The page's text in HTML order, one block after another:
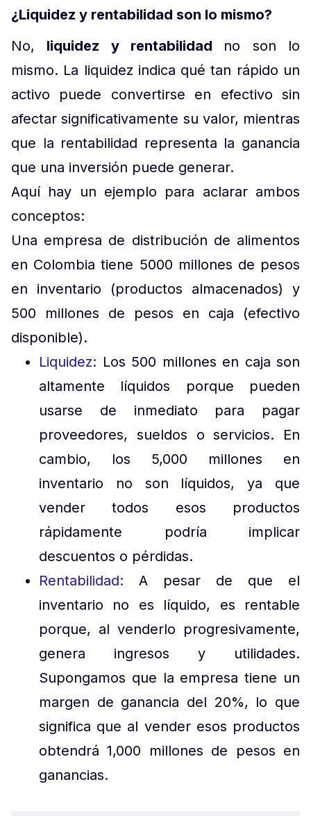
¿Liquidez y rentabilidad son lo mismo?
No, liquidez y rentabilidad no son lo
mismo. La liquidez indica qué tan rápido un
activo puede convertirse en efectivo sin
afectar significativamente su valor, mientras
que la rentabilidad representa la ganancia
que una inversión puede generar.
Aquí hay un ejemplo para aclarar ambos
conceptos:
Una empresa de distribución de alimentos
en Colombia tiene 5000 millones de pesos
en inventario (productos almacenados) y
500 millones de pesos en caja (efectivo
disponible).
Liquidez: Los 500 millones en caja son
altamente líquidos porque pueden
usarse de inmediato para pagar
proveedores, sueldos o servicios. En
cambio, los 5,000 millones en
inventario no son líquidos, ya que
vender todos esos productos
rápidamente podría implicar
descuentos o pérdidas.
Rentabilidad: A pesar de que el
inventario no es líquido, es rentable
porque, al venderlo progresivamente,
genera ingresos y utilidades.
Supongamos que la empresa tiene un
margen de ganancia del 20%, lo que
significa que al vender esos productos
obtendrá 1,000 millones de pesos en
ganancias.